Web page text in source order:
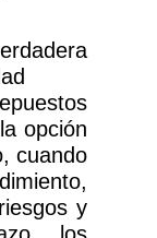
opción
cuando
y